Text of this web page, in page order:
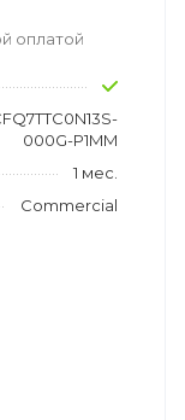
оплатой
000G-P1MM
1 мес.
Commercial